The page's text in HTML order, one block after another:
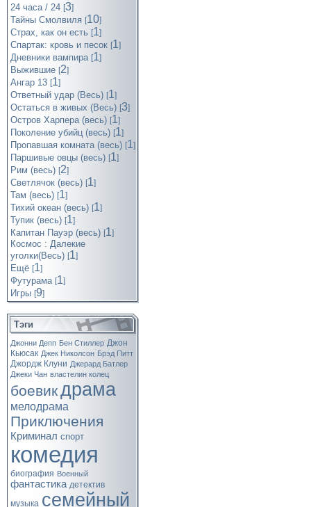
24 часа / 24 [3]
Тайны Смолвиля [10]
Страх, как он есть [1]
Спартак: кровь и песок [1]
Дневники вампира [1]
Выжившие [2]
Ангар 13 [1]
Ответный удар (Весь) [1]
Остаться в живых (Весь) [3]
Остров Харпера (весь) [1]
Поколение убийц (весь) [1]
Пропавшая комната (весь) [1]
Паршивые овцы (весь) [1]
Рим (весь) [2]
Светлячок (весь) [1]
Там (весь) [1]
Тихий океан (весь) [1]
Тупик (весь) [1]
Капитан Пауэр (весь) [1]
Космос : Далекие
уголки(Весь) [1]
Ещё [1]
Футурама [1]
Игры [9]
Тэги
Джонни Депп Бен Стиллер Джон
Кьюсак Джек Николсон Брэд Питт
Джордж Клуни Джерард Батлер
Джеки Чан властелин колец
боевикдрама
мелодрама
Приключения
Криминал спорт
комедия
биография Военный
фантастика детектив
музыка семейный